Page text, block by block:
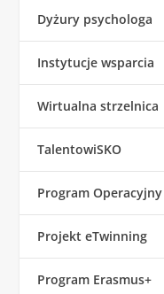
Dyżury psychologa
Instytucje wsparcia
Wirtualna strzelnica
TalentowiSKO
Program
Projekt eTwinning
Program Erasmus+